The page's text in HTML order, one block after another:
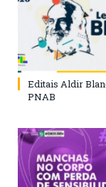
Editais Aldir
PNAB